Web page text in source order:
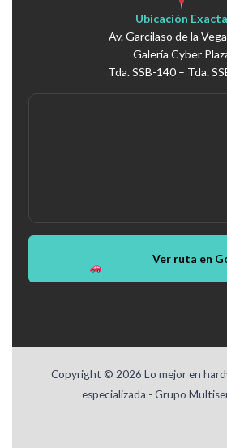
Ubicación Exacta
Av. Garcilaso de la
Galería Cyber
Tda. SSB-140 – Tda.
Ver ruta en
Copyright © 2026 Lo mejor en
especializada - Grupo